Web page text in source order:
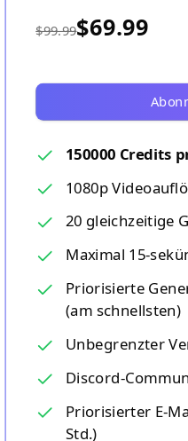
$99.99$69.99
150000 Credits
1080p
20 gleichzeitige
Maximal
Priorisierte
(am schnellsten)
Unbegrenzter
Discord-
Priorisierter E-
Std.)